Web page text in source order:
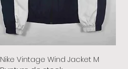
Nike Vintage Wind Jacket M